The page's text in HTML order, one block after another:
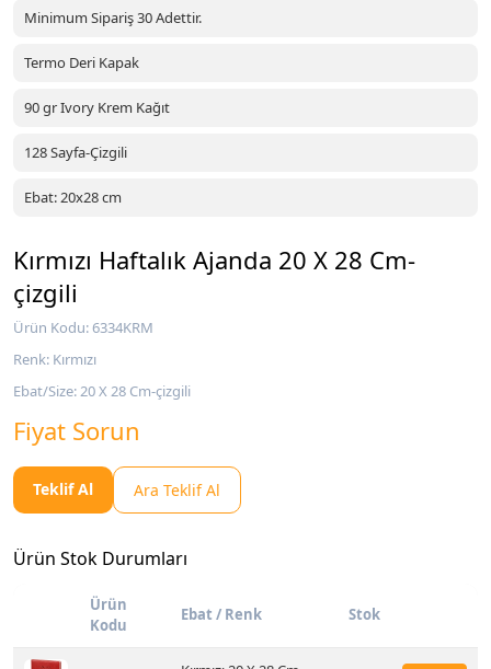
Minimum Sipariş 30 Adettir.
Termo Deri Kapak
90 gr Ivory Krem Kağıt
128 Sayfa-Çizgili
Ebat: 20x28 cm
Kırmızı Haftalık Ajanda 20 X 28 Cm-
çizgili
Ürün Kodu: 6334KRM
Renk: Kırmızı
Ebat/Size: 20 X 28 Cm-çizgili
Fiyat Sorun
Teklif Al Ara Teklif Al
Ürün Stok Durumları
Ürün
Kodu
Ebat / Renk Stok